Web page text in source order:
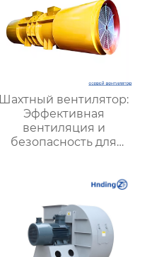
Шахтный вентилятор:
Эффективная
вентиляция и
безопасность для